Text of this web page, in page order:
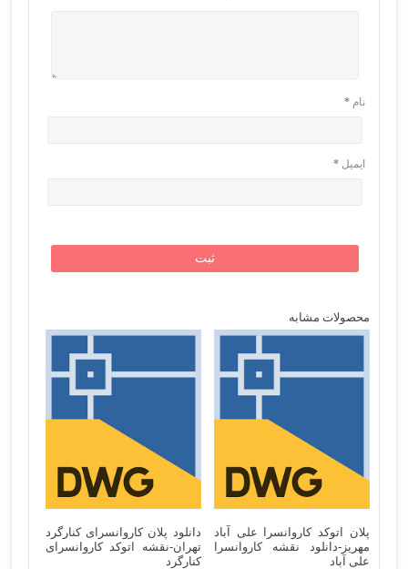
نام*
ایمیل*
محصولات مشابه
پلان اتوکد کاروانسرا علی آباد
مهریز-دانلود نقشه کاروانسرا
علی آباد
دانلود پلان کاروانسرای کنارگرد
تهران-نقشه اتوکد کاروانسرای
کنارگرد